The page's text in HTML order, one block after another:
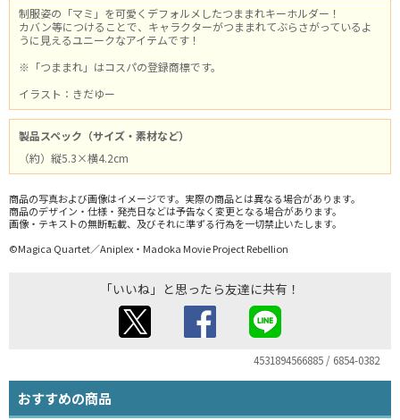
制服姿の「マミ」を可愛くデフォルメしたつままれキーホルダー！
カバン等につけることで、キャラクターがつままれてぶらさがっているよ
うに見えるユニークなアイテムです！
※「つままれ」はコスパの登録商標です。
イラスト：きだゆー
製品スペック（サイズ・素材など）
（約）縦5.3×横4.2cm
商品の写真および画像はイメージです。実際の商品とは異なる場合があります。
商品のデザイン・仕様・発売日などは予告なく変更となる場合があります。
画像・テキストの無断転載、及びそれに準ずる行為を一切禁止いたします。
©Magica Quartet／Aniplex・Madoka Movie Project Rebellion
「いいね」と思ったら友達に共有！
4531894566885 / 6854-0382
おすすめの商品